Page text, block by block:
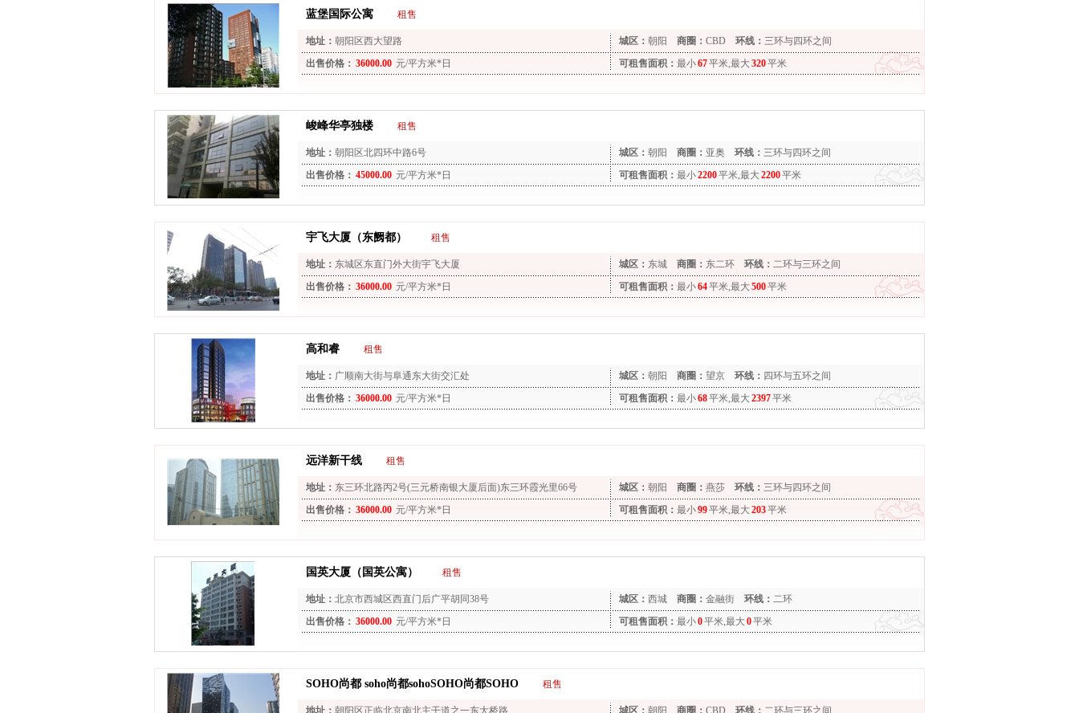
蓝堡国际公寓 租售
地址： 朝阳区西大望路 城区： 朝阳 商圈： CBD 环线： 三环与四环之间
出售价格： 36000.00 元/平方米*日 可租售面积： 最小67平米,最大320平米
峻峰华亭独楼 租售
地址： 朝阳区北四环中路6号 城区： 朝阳 商圈： 亚奥 环线： 三环与四环之间
出售价格： 45000.00 元/平方米*日 可租售面积： 最小2200平米,最大2200平米
宇飞大厦（东阙都） 租售
地址： 东城区东直门外大街宇飞大厦 城区： 东城 商圈： 东二环 环线： 二环与三环之间
出售价格： 36000.00 元/平方米*日 可租售面积： 最小64平米,最大500平米
高和睿 租售
地址： 广顺南大街与阜通东大街交汇处 城区： 朝阳 商圈： 望京 环线： 四环与五环之间
出售价格： 36000.00 元/平方米*日 可租售面积： 最小68平米,最大2397平米
远洋新干线 租售
地址： 东三环北路丙2号(三元桥南银大厦后面)东三环霞光里66号 城区： 朝阳 商圈： 燕莎 环线： 三环与四环之间
出售价格： 36000.00 元/平方米*日 可租售面积： 最小99平米,最大203平米
国英大厦（国英公寓） 租售
地址： 北京市西城区西直门后广平胡同38号 城区： 西城 商圈： 金融街 环线： 二环
出售价格： 36000.00 元/平方米*日 可租售面积： 最小0平米,最大0平米
SOHO尚都 soho尚都sohoSOHO尚都SOHO 租售
地址： 朝阳区正临北京南北主干道之一东大桥路 城区： 朝阳 商圈： CBD 环线： 二环与三环之间